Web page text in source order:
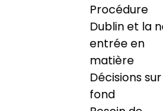
Procédure
Dublin et la
entrée en
matière
Décisions
fond